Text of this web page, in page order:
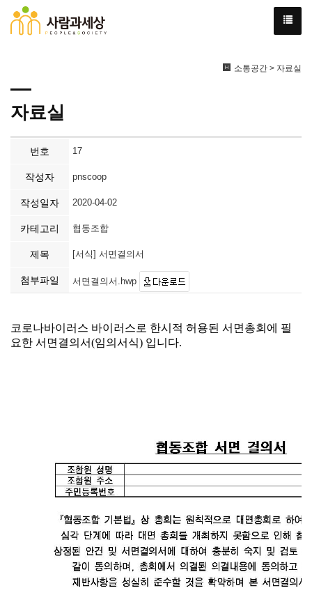
소통공간 > 자료실
자료실
번호 17
작성자 pnscoop
작성일자 2020-04-02
카테고리 협동조합
제목 [서식] 서면결의서
첨부파일 서면결의서.hwp